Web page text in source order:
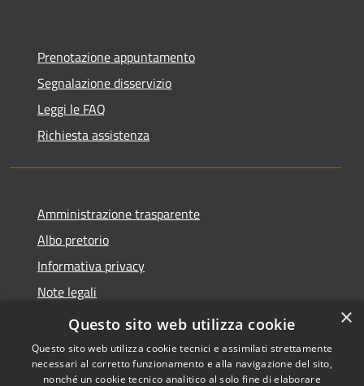
Prenotazione appuntamento
Segnalazione disservizio
Leggi le FAQ
Richiesta assistenza
Amministrazione trasparente
Albo pretorio
Informativa privacy
Note legali
Dichiarazione di accessibilità
×
Questo sito web utilizza cookie
Questo sito web utilizza cookie tecnici e assimilati strettamente
necessari al corretto funzionamento e alla navigazione del sito,
nonché un cookie tecnico analitico al solo fine di elaborare